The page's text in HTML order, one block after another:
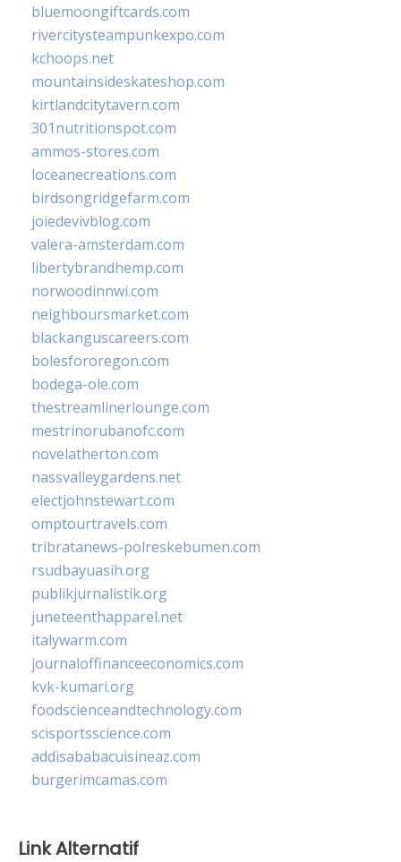
bluemoongiftcards.com
rivercitysteampunkexpo.com
kchoops.net
mountainsideskateshop.com
kirtlandcitytavern.com
301nutritionspot.com
ammos-stores.com
loceanecreations.com
birdsongridgefarm.com
joiedevivblog.com
valera-amsterdam.com
libertybrandhemp.com
norwoodinnwi.com
neighboursmarket.com
blackanguscareers.com
bolesfororegon.com
bodega-ole.com
thestreamlinerlounge.com
mestrinorubanofc.com
novelatherton.com
nassvalleygardens.net
electjohnstewart.com
omptourtravels.com
tribratanews-polreskebumen.com
rsudbayuasih.org
publikjurnalistik.org
juneteenthapparel.net
italywarm.com
journaloffinanceeconomics.com
kvk-kumari.org
foodscienceandtechnology.com
scisportsscience.com
addisababacuisineaz.com
burgerimcamas.com
Link Alternatif